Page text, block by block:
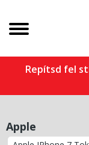
Repítsd fel
Apple